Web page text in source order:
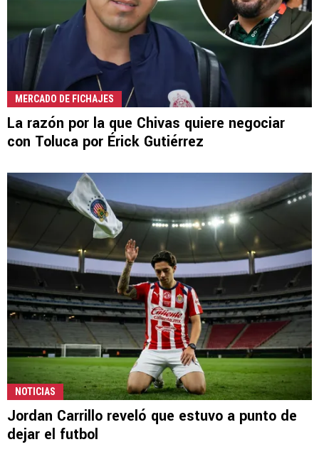
MERCADO DE FICHAJES
La razón por la que Chivas quiere negociar
con Toluca por Érick Gutiérrez
NOTICIAS
Jordan Carrillo reveló que estuvo a punto de
dejar el futbol